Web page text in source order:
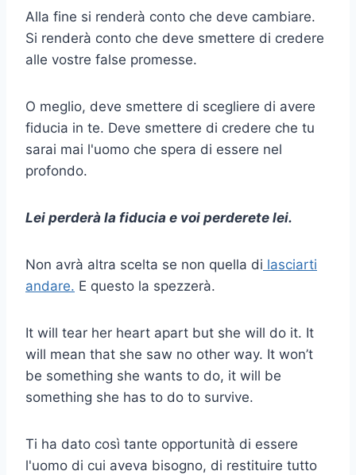
Alla fine si renderà conto che deve cambiare.
Si renderà conto che deve smettere di credere
alle vostre false promesse.
O meglio, deve smettere di scegliere di avere
fiducia in te. Deve smettere di credere che tu
sarai mai l'uomo che spera di essere nel
profondo.
Lei perderà la fiducia e voi perderete lei.
Non avrà altra scelta se non quella di lasciarti
andare. E questo la spezzerà.
It will tear her heart apart but she will do it. It
will mean that she saw no other way. It won’t
be something she wants to do, it will be
something she has to do to survive.
Ti ha dato così tante opportunità di essere
l'uomo di cui aveva bisogno, di restituire tutto